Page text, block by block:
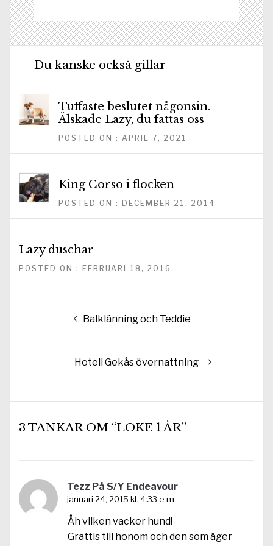
Du kanske också gillar
Tuffaste beslutet någonsin.
Älskade Lazy, du fattas oss
POSTED ON : APRIL 7, 2021
King Corso i flocken
POSTED ON : DECEMBER 21, 2014
Lazy duschar
POSTED ON : FEBRUARI 18, 2016
Inläggsnavigering
Föregående
Balklänning och Teddie
Nästa
Hotell Gekås övernattning
3 TANKAR OM “LOKE 1 ÅR”
Tezz På S/Y Endeavour
januari 24, 2015 kl. 4:33 e m
Åh vilken vacker hund!
Grattis till honom och den som äger